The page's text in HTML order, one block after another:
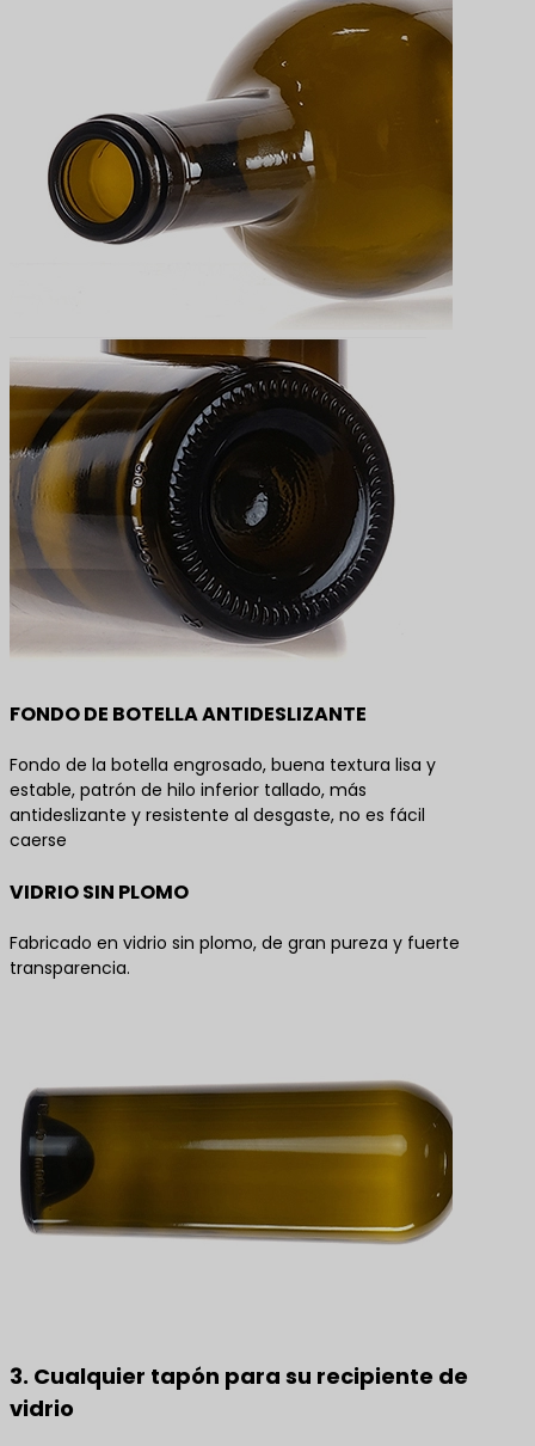
FONDO DE BOTELLA ANTIDESLIZANTE
Fondo de la botella engrosado, buena textura lisa y
estable, patrón de hilo inferior tallado, más
antideslizante y resistente al desgaste, no es fácil
caerse
VIDRIO SIN PLOMO
Fabricado en vidrio sin plomo, de gran pureza y fuerte
transparencia.
3. Cualquier tapón para su recipiente de
vidrio